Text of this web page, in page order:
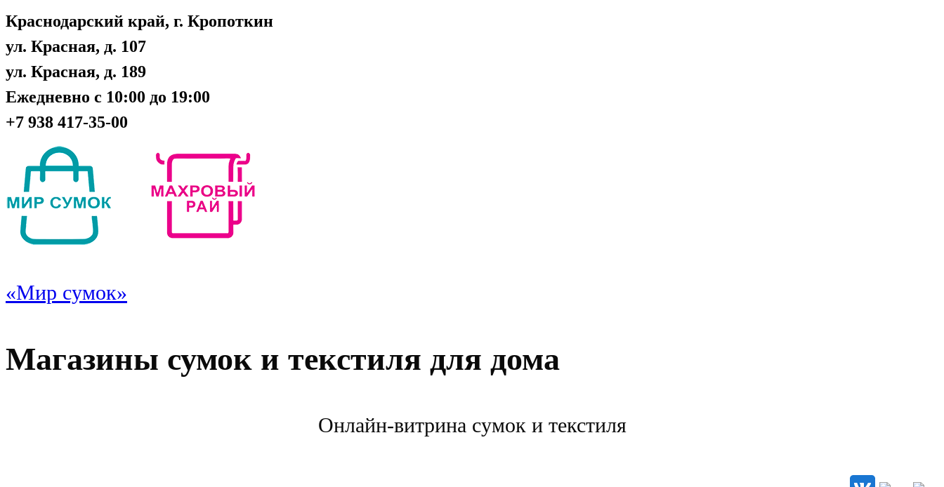
Краснодарский край, г. Кропоткин
ул. Красная, д. 107
ул. Красная, д. 189
Ежедневно с 10:00 до 19:00
+7 938 417-35-00
«Мир сумок»
Магазины сумок и текстиля для дома
Онлайн-витрина сумок и текстиля